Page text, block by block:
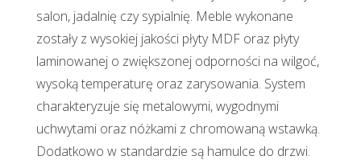
salon, jadalnię czy sypialnię. Meble wykonane
zostały z wysokiej jakości płyty MDF oraz płyty
laminowanej o zwiększonej odporności na wilgoć,
wysoką temperaturę oraz zarysowania. System
charakteryzuje się metalowymi, wygodnymi
uchwytami oraz nóżkami z chromowaną wstawką.
Dodatkowo w standardzie są hamulce do drzwi.